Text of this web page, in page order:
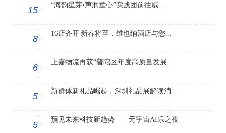
15
“海韵星芽•声润童心”实践团前往威...
8
16店齐开|新春将至，维也纳酒店与您...
6
上嘉物流再获“普陀区年度高质量发展...
5
新群体新礼品崛起，深圳礼品展解读消...
5
预见未来科技新趋势——元宇宙AI乐之夜